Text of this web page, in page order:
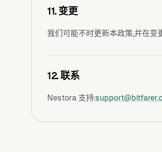
11. 变更
我们可能不时更新本政策，并在变
12. 联系
Nestora 支持：